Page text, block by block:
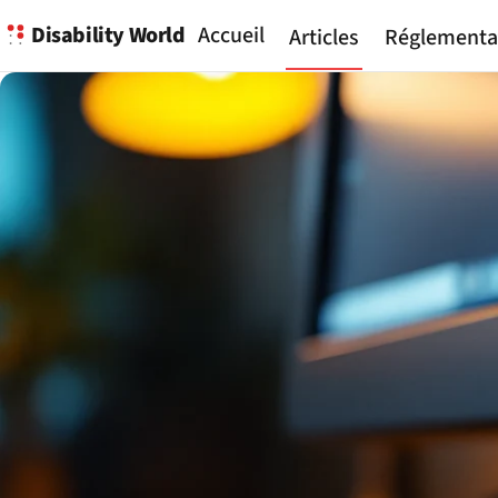
Disability World Accueil Articles